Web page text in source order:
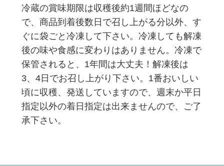
冷蔵の賞味期限は収穫後約1週間ほどなの
で、商品到着後数日で召し上がる分以外、す
ぐに袋ごと冷凍して下さい。冷凍しても解凍
後の味や食感に変わりはありません。冷凍で
保管されると、1年間は大丈夫！解凍後は
3、4日でお召し上がり下さい。 1番おいしい
頃に収穫、発送していますので、週末か平日
指定以外の着日指定は出来ませんので、ご了
承下さい。